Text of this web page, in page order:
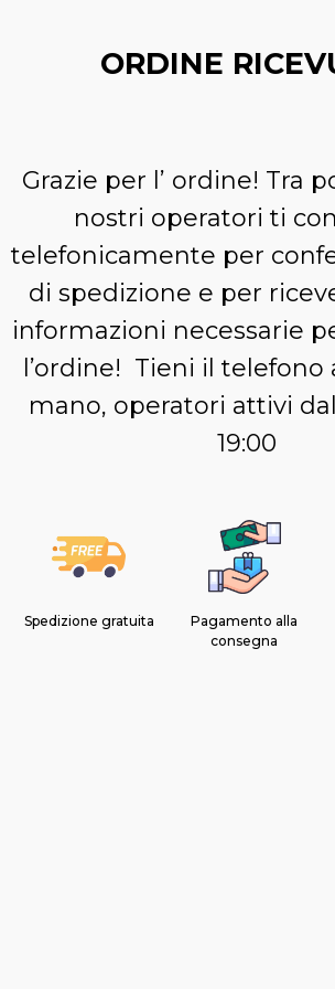
ORDINE
Grazie per l’ ordine! Tra
nostri operatori ti
telefonicamente per
di spedizione e per
informazioni necessarie
l’ordine! Tieni il telefono
mano, operatori attivi
19:00
Spedizione gratuita
Pagamento alla
consegna